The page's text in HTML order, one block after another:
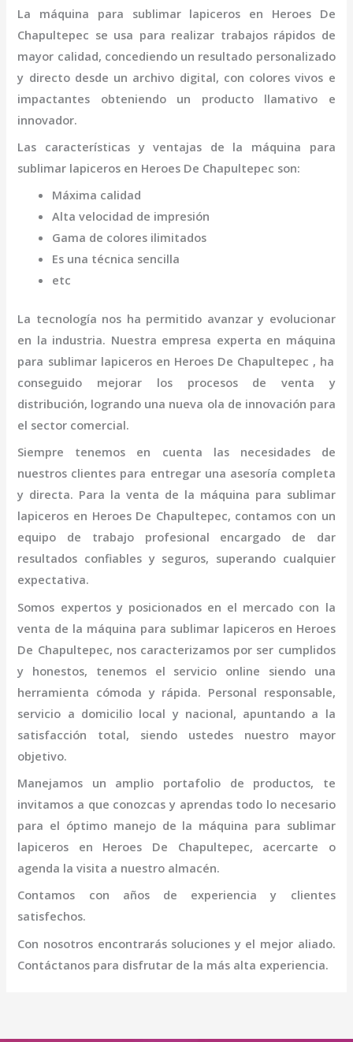
La máquina para sublimar lapiceros en Heroes De
Chapultepec se usa para realizar trabajos rápidos de
mayor calidad, concediendo un resultado personalizado
y directo desde un archivo digital, con colores vivos e
impactantes obteniendo un producto llamativo e
innovador.
Las características y ventajas de la máquina para
sublimar lapiceros en Heroes De Chapultepec son:
Máxima calidad
Alta velocidad de impresión
Gama de colores ilimitados
Es una técnica sencilla
etc
La tecnología nos ha permitido avanzar y evolucionar
en la industria. Nuestra empresa experta en máquina
para sublimar lapicerosen Heroes De Chapultepec , ha
conseguido mejorar los procesos de venta y
distribución, logrando una nueva ola de innovación para
el sector comercial.
Siempre tenemos en cuenta las necesidades de
nuestros clientes para entregar una asesoría completa
y directa. Para la venta de la máquina para sublimar
lapiceros en Heroes De Chapultepec, contamos con un
equipo de trabajo profesional encargado de dar
resultados confiables y seguros, superando cualquier
expectativa.
Somos expertos y posicionados en el mercado con la
venta de la máquina para sublimar lapicerosen Heroes
De Chapultepec, nos caracterizamos por ser cumplidos
y honestos, tenemos el servicio online siendo una
herramienta cómoda y rápida. Personal responsable,
servicio a domicilio local y nacional, apuntando a la
satisfacción total, siendo ustedes nuestro mayor
objetivo.
Manejamos un amplio portafolio de productos, te
invitamos a que conozcas y aprendas todo lo necesario
para el óptimo manejo de la máquina para sublimar
lapiceros
en Heroes De Chapultepec, acercarte o
agenda la visita a nuestro almacén.
Contamos con años de experiencia y clientes
satisfechos.
Con nosotros encontrarás soluciones y el mejor aliado.
Contáctanos para disfrutar de la más alta experiencia.